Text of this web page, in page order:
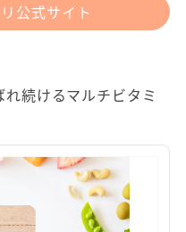
公式サイト
れ続けるマルチビタミ